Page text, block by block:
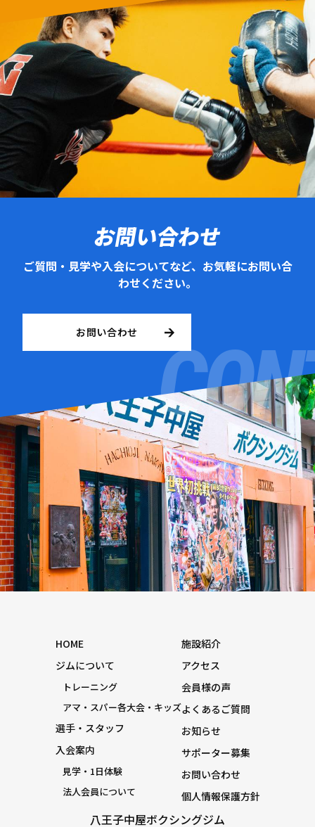
お問い合わせ
ご質問・見学や入会についてなど、お気軽にお問い合
わせください。
お問い合わせ
八王子中屋ボクシングジム
HOME
ジムについて
トレーニング
アマ・スパー各大会・キッズ
選手・スタッフ
入会案内
見学・1日体験
法人会員について
施設紹介
アクセス
会員様の声
よくあるご質問
お知らせ
サポーター募集
お問い合わせ
個人情報保護方針